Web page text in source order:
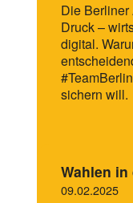
Die Berliner
Druck –
digital.
sichern will.
Wahlen in
09.02.2025